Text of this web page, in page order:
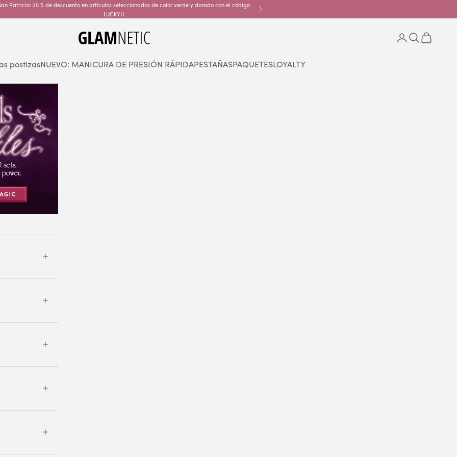
Patricio: 25 % de descuento en artículos seleccionados de color verde y dorado con el código
LUCKYU.
Siguiente
glamnetic
postizasNUEVO: MANICURA DE PRESIÓN RÁPIDAPESTAÑASPAQUETESLOYALTY
Iniciar sesión
Buscar
Cesta